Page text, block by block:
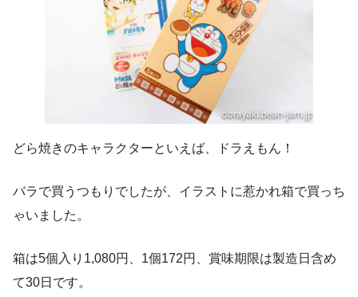
どら焼きのキャラクターといえば、ドラえもん！
バラで買うつもりでしたが、イラストに惹かれ箱で買っち
ゃいました。
箱は5個入り1,080円、1個172円、賞味期限は製造日含め
て30日です。